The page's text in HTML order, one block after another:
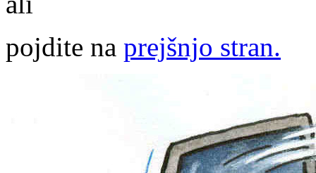
pojdite na prejšnjo stran.